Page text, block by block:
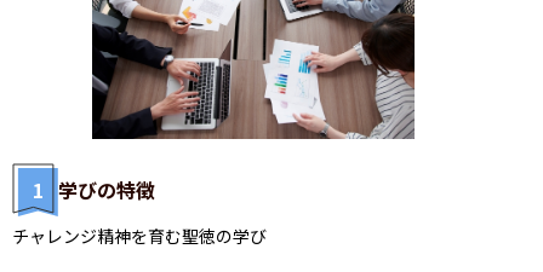
1 学びの特徴
チャレンジ精神を育む聖徳の学び